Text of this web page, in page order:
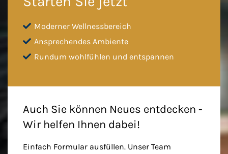
Moderner Wellnessbereich
Ansprechendes Ambiente
Rundum wohlfühlen und entspannen
Auch Sie können Neues entdecken -
Wir helfen Ihnen dabei!
Einfach Formular ausfüllen. Unser Team